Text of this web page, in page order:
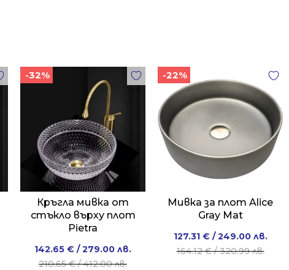
-32%
Кръгла мивка от
стъкло върху плот
Pietra
210.65€/ 412.00 лв.
Original
price
142.65 € / 279.00 лв.
Current
price
-22%
Мивка за плот Alice
Gray Mat
164.12€/ 320.99 лв.
Original
price
127.31 € / 249.00 лв.
Current
price